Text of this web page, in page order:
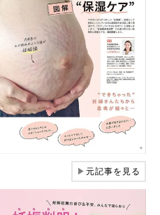
▶元記事を見る